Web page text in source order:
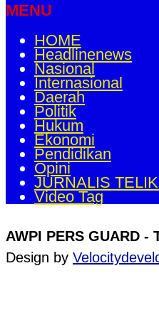
MENU
HOME
Headlinenews
Nasional
Internasional
Daerah
Politik
Hukum
Ekonomi
Pendidikan
Opini
JURNALIS
Video Tag
AWPI PERS GUARD -
Design by